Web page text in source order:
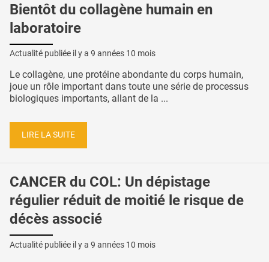
Bientôt du collagène humain en
laboratoire
Actualité publiée il y a 9 années 10 mois
Le collagène, une protéine abondante du corps humain,
joue un rôle important dans toute une série de processus
biologiques importants, allant de la ...
LIRE LA SUITE
CANCER du COL: Un dépistage
régulier réduit de moitié le risque de
décès associé
Actualité publiée il y a 9 années 10 mois